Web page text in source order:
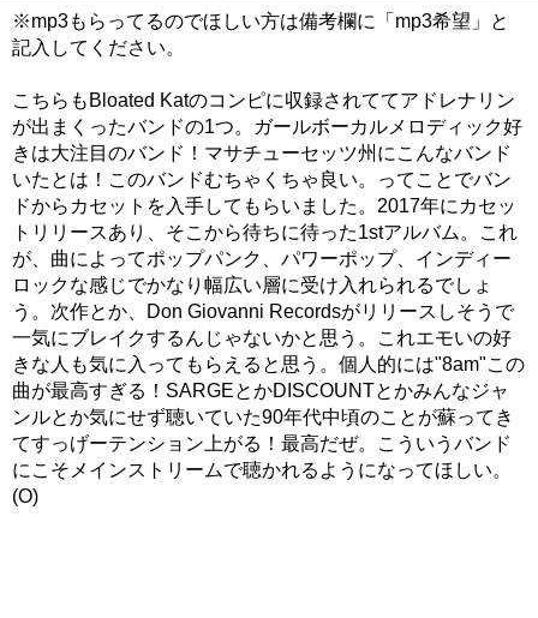
※mp3もらってるのでほしい方は備考欄に「mp3希望」と
記入してください。
こちらもBloated Katのコンピに収録されててアドレナリン
が出まくったバンドの1つ。ガールボーカルメロディック好
きは大注目のバンド！マサチューセッツ州にこんなバンド
いたとは！このバンドむちゃくちゃ良い。ってことでバン
ドからカセットを入手してもらいました。2017年にカセッ
トリリースあり、そこから待ちに待った1stアルバム。これ
が、曲によってポップパンク、パワーポップ、インディー
ロックな感じでかなり幅広い層に受け入れられるでしょ
う。次作とか、Don Giovanni Recordsがリリースしそうで
一気にブレイクするんじゃないかと思う。これエモいの好
きな人も気に入ってもらえると思う。個人的には"8am"この
曲が最高すぎる！SARGEとかDISCOUNTとかみんなジャ
ンルとか気にせず聴いていた90年代中頃のことが蘇ってき
てすっげーテンション上がる！最高だぜ。こういうバンド
にこそメインストリームで聴かれるようになってほしい。
(O)